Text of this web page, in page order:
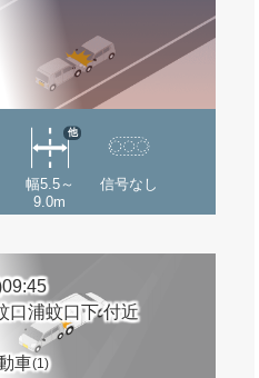
幅5.5～
9.0m
他
信号なし
口浦蚊口下 付近
車(1)